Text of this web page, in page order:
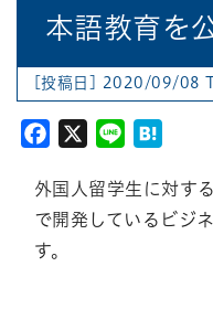
本語教育を
[投稿日] 2020/09/08
Facebook
X Line
外国人留学生に対す
で開発しているビジ
す。